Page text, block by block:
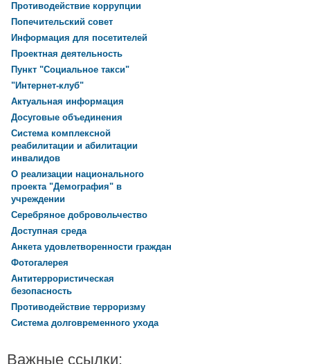
Противодействие коррупции
Попечительский совет
Информация для посетителей
Проектная деятельность
Пункт "Социальное такси"
"Интернет-клуб"
Актуальная информация
Досуговые объединения
Система комплексной
реабилитации и абилитации
инвалидов
О реализации национального
проекта "Демография" в
учреждении
Серебряное добровольчество
Доступная среда
Анкета удовлетворенности граждан
Фотогалерея
Антитеррористическая
безопасность
Противодействие терроризму
Система долговременного ухода
Важные ссылки: